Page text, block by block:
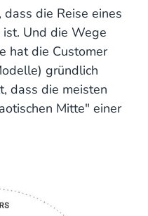
die Reise eines
ist. Und die Wege
hat die Customer
gründlich
dass die meisten
Mitte" einer